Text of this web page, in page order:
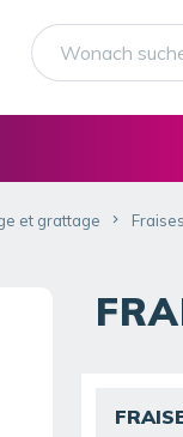
et grattage